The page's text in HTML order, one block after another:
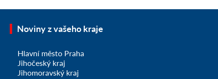
Noviny z vašeho kraje
Hlavní město Praha
Jihočeský kraj
Jihomoravský kraj